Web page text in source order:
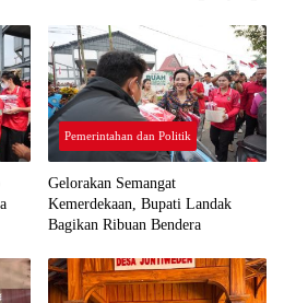
Pemerintahan dan Politik
Gelorakan Semangat
Kemerdekaan, Bupati Landak
Bagikan Ribuan Bendera